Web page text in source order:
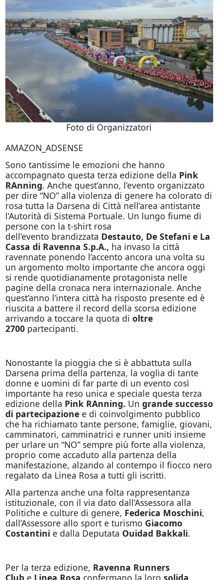
Foto di Organizzatori
AMAZON_ADSENSE
Sono tantissime le emozioni che hanno
accompagnato questa terza edizione della Pink
RAnning. Anche quest’anno, l’evento organizzato
per dire “NO” alla violenza di genere ha colorato di
rosa tutta la Darsena di Città nell’area antistante
l’Autorità di Sistema Portuale. Un lungo fiume di
persone con la t-shirt rosa
dell’evento brandizzata Destauto, De Stefani e La
Cassa di Ravenna S.p.A., ha invaso la città
ravennate ponendo l’accento ancora una volta su
un argomento molto importante che ancora oggi
si rende quotidianamente protagonista nelle
pagine della cronaca nera internazionale. Anche
quest’anno l’intera città ha risposto presente ed è
riuscita a battere il record della scorsa edizione
arrivando a toccare la quota di oltre
2700 partecipanti.
Nonostante la pioggia che si è abbattuta sulla
Darsena prima della partenza, la voglia di tante
donne e uomini di far parte di un evento così
importante ha reso unica e speciale questa terza
edizione della Pink RAnning. Un grande successo
di partecipazionee di coinvolgimento pubblico
che ha richiamato tante persone, famiglie, giovani,
camminatori, camminatrici e runner uniti insieme
per urlare un “NO” sempre più forte alla violenza,
proprio come accaduto alla partenza della
manifestazione, alzando al contempo il fiocco nero
regalato da Linea Rosa a tutti gli iscritti.
Alla partenza anche una folta rappresentanza
istituzionale, con il via dato dall’Assessora alla
Politiche e culture di genere, Federica Moschini,
dall’Assessore allo sport e turismo Giacomo
Costantini e dalla Deputata Ouidad Bakkali.
Per la terza edizione, Ravenna Runners
Clube Linea Rosa confermano la loro solida